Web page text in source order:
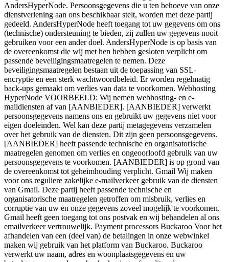
AndersHyperNode. Persoonsgegevens die u ten behoeve van onze
dienstverlening aan ons beschikbaar stelt, worden met deze partij
gedeeld. AndersHyperNode heeft toegang tot uw gegevens om ons
(technische) ondersteuning te bieden, zij zullen uw gegevens nooit
gebruiken voor een ander doel. AndersHyperNode is op basis van
de overeenkomst die wij met hen hebben gesloten verplicht om
passende beveiligingsmaatregelen te nemen. Deze
beveiligingsmaatregelen bestaan uit de toepassing van SSL-
encryptie en een sterk wachtwoordbeleid. Er worden regelmatig
back-ups gemaakt om verlies van data te voorkomen. Webhosting
HyperNode VOORBEELD: Wij nemen webhosting- en e-
maildiensten af van [AANBIEDER]. [AANBIEDER] verwerkt
persoonsgegevens namens ons en gebruikt uw gegevens niet voor
eigen doeleinden. Wel kan deze partij metagegevens verzamelen
over het gebruik van de diensten. Dit zijn geen persoonsgegevens.
[AANBIEDER] heeft passende technische en organisatorische
maatregelen genomen om verlies en ongeoorloofd gebruik van uw
persoonsgegevens te voorkomen. [AANBIEDER] is op grond van
de overeenkomst tot geheimhouding verplicht. Gmail Wij maken
voor ons reguliere zakelijke e-mailverkeer gebruik van de diensten
van Gmail. Deze partij heeft passende technische en
organisatorische maatregelen getroffen om misbruik, verlies en
corruptie van uw en onze gegevens zoveel mogelijk te voorkomen.
Gmail heeft geen toegang tot ons postvak en wij behandelen al ons
emailverkeer vertrouwelijk. Payment processors Buckaroo Voor het
afhandelen van een (deel van) de betalingen in onze webwinkel
maken wij gebruik van het platform van Buckaroo. Buckaroo
verwerkt uw naam, adres en woonplaatsgegevens en uw